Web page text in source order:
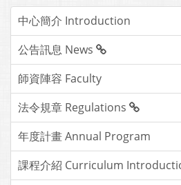
中心簡介 Introduction
公告訊息 News
師資陣容 Faculty
法令規章 Regulations
年度計畫 Annual Program
課程介紹 Curriculum